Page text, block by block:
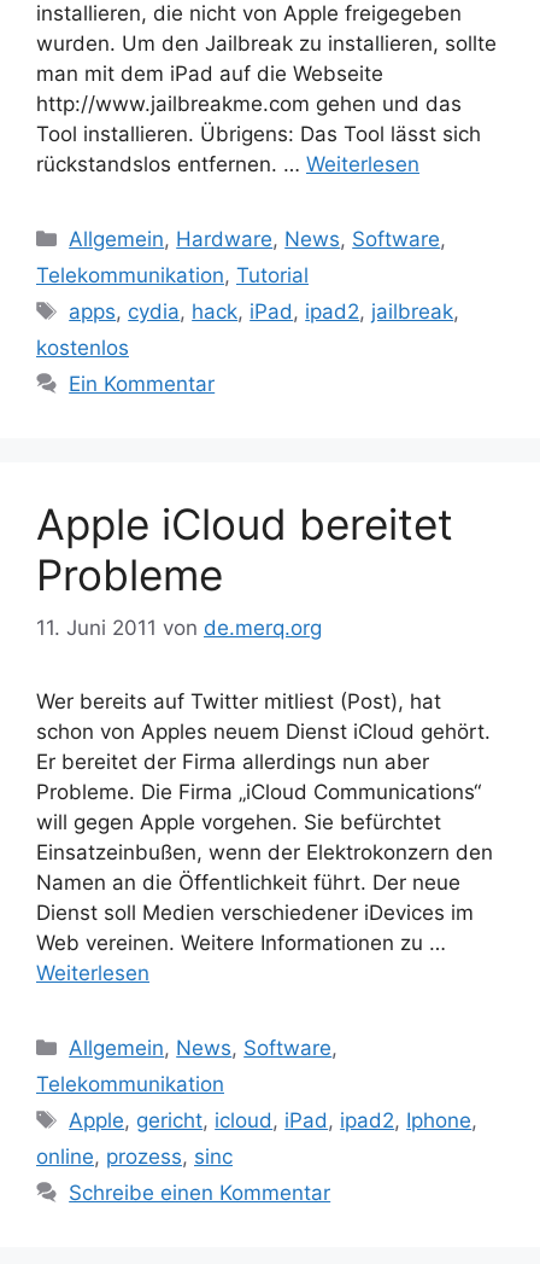
installieren, die nicht von Apple freigegeben
wurden. Um den Jailbreak zu installieren, sollte
man mit dem iPad auf die Webseite
http://www.jailbreakme.com gehen und das
Tool installieren. Übrigens: Das Tool lässt sich
rückstandslos entfernen. … Weiterlesen
Kategorien
Allgemein, Hardware, News, Software,
Telekommunikation, Tutorial
Schlagwörter
apps, cydia, hack, iPad , ipad2, jailbreak,
kostenlos
Ein Kommentar
Apple iCloud bereitet
Probleme
11. Juni 2011 von de.merq.org
Wer bereits auf Twitter mitliest (Post), hat
schon von Apples neuem Dienst iCloud gehört.
Er bereitet der Firma allerdings nun aber
Probleme. Die Firma „iCloud Communications“
will gegen Apple vorgehen. Sie befürchtet
Einsatzeinbußen, wenn der Elektrokonzern den
Namen an die Öffentlichkeit führt. Der neue
Dienst soll Medien verschiedener iDevices im
Web vereinen. Weitere Informationen zu …
Weiterlesen
Kategorien
Allgemein, News, Software,
Telekommunikation
Schlagwörter
Apple, gericht, icloud, iPad, ipad2, Iphone,
online, prozess, sinc
Schreibe einen Kommentar